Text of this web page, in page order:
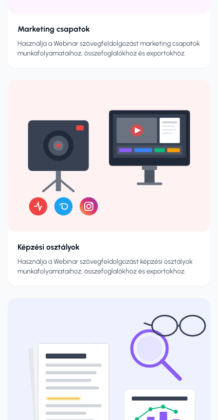
Marketing csapatok
Használja a Webinar szövegfeldolgozást marketing csapatok
munkafolyamataihoz, összefoglalókhoz és exportokhoz.
Képzési osztályok
Használja a Webinar szövegfeldolgozást képzési osztályok
munkafolyamataihoz, összefoglalókhoz és exportokhoz.